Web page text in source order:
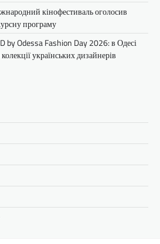
кінофестиваль оголосив
програму
by Odessa Fashion Day 2026: в Одесі
українських дизайнерів